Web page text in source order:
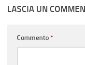
LASCIA UN
Commento*